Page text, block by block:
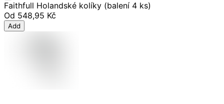
Faithfull Holandské kolíky (balení 4 ks)
Od 548,95 Kč
Add